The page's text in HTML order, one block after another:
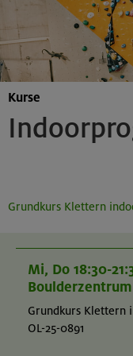
Kurse
Grundkurs Klettern
Mi, Do 18:30-
Grundkurs Klettern
OL-25-0891